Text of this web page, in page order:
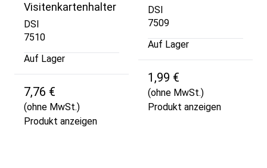
Visitenkartenhalter
DSI
7510
Auf Lager
7,76 €
(ohne MwSt.)
Produkt anzeigen
DSI
7509
Auf Lager
1,99 €
(ohne MwSt.)
Produkt anzeigen